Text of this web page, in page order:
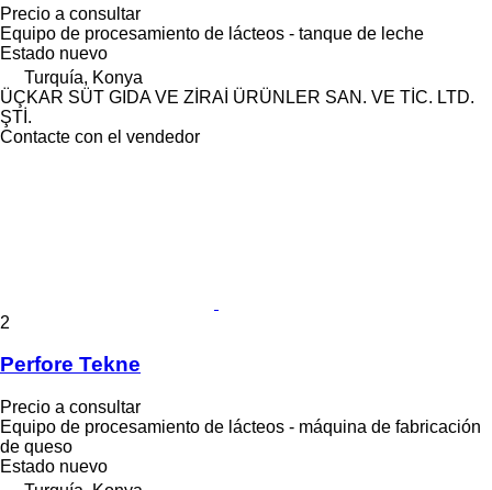
Precio a consultar
Equipo de procesamiento de lácteos - tanque de leche
Estado nuevo
Turquía, Konya
ÜÇKAR SÜT GIDA VE ZİRAİ ÜRÜNLER SAN. VE TİC. LTD.
ŞTİ.
Contacte con el vendedor
2
Perfore Tekne
Precio a consultar
Equipo de procesamiento de lácteos - máquina de fabricación
de queso
Estado nuevo